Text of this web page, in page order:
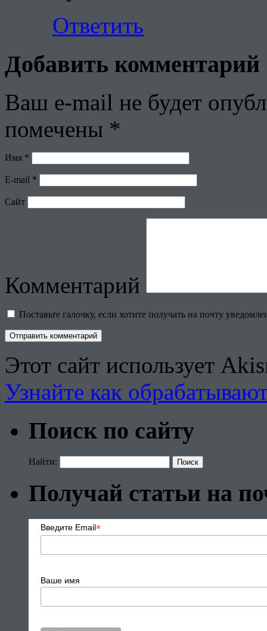
Ответить
Добавить комментарий
Ваш e-mail не будет
помечены *
Имя *
E-mail *
Сайт
Комментарий
Поставьте галочку, если хотите получать на почту
Этот сайт использует
Узнайте как
Поиск по сайту
Найти:
Получай статьи на
Введите Email*
Ваше имя